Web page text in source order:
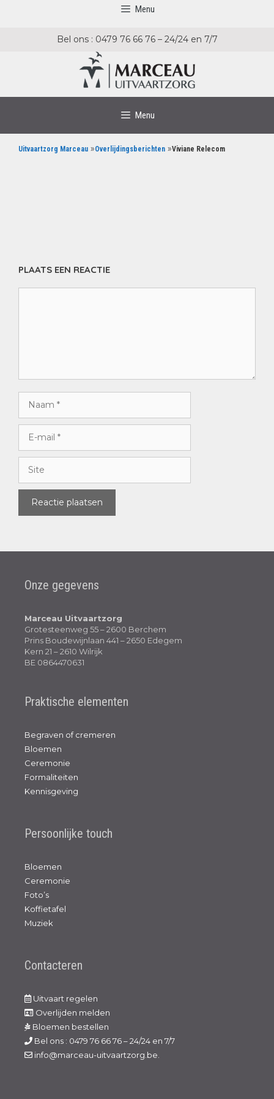
Menu
Bel ons : 0479 76 66 76 – 24/24 en 7/7
Menu
Uitvaartzorg Marceau »Overlijdingsberichten »Viviane Relecom
PLAATS EEN REACTIE
Onze gegevens
Marceau Uitvaartzorg
Grotesteenweg 55 – 2600 Berchem
Prins Boudewijnlaan 441 – 2650 Edegem
Kern 21 – 2610 Wilrijk
BE 0864470631
Praktische elementen
Begraven of cremeren
Bloemen
Ceremonie
Formaliteiten
Kennisgeving
Persoonlijke touch
Bloemen
Ceremonie
Foto’s
Koffietafel
Muziek
Contacteren
Uitvaart regelen
Overlijden melden
Bloemen bestellen
Bel ons : 0479 76 66 76 – 24/24 en 7/7
info@marceau-uitvaartzorg.be.